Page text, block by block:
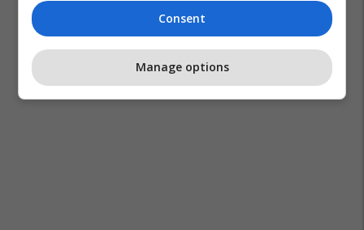
Consent
Manage options